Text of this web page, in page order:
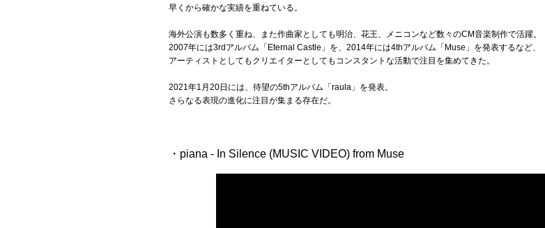
早くから確かな実績を重ねている。
海外公演も数多く重ね、また作曲家としても明治、花王、メニコンなど数々のCM音楽制作で活躍。
2007年には3rdアルバム「Eternal Castle」を、2014年には4thアルバム「Muse」を発表するなど、
アーティストとしてもクリエイターとしてもコンスタントな活動で注目を集めてきた。
2021年1月20日には、待望の5thアルバム「raula」を発表。
さらなる表現の進化に注目が集まる存在だ。
・piana - In Silence (MUSIC VIDEO) from Muse